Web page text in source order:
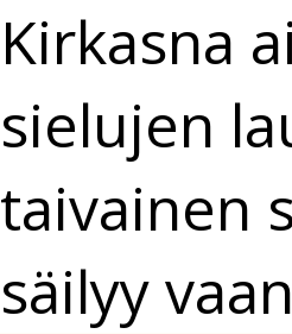
Kirkasna
sielujen
taivainen
säilyy